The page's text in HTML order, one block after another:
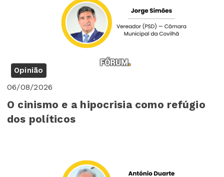
Opinião
06/08/2026
O cinismo e a hipocrisia como refúgio
dos políticos